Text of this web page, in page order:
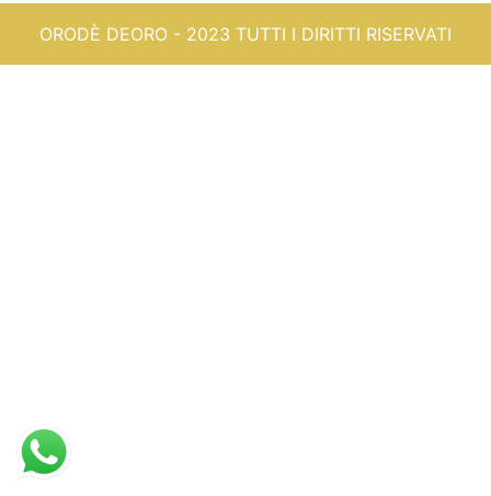
ORODÈ DEORO - 2023 TUTTI I DIRITTI RISERVATI